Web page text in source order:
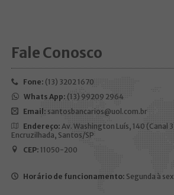
Fale Conosco
Fone: (13) 3202 1670
Whats App: (13) 99209 2964
Email: santosbancarios@uol.com.br
Endereço:Av. Washington Luís, 140 (Canal
Encruzilhada, Santos/SP
CEP: 11050-200
Horário de funcionamento: Segunda à